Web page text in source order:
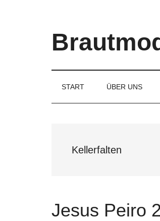
Brautmode
START ÜBER UNS
Kellerfalten
Jesus Peiro